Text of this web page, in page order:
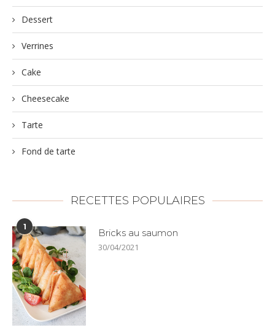
Dessert
Verrines
Cake
Cheesecake
Tarte
Fond de tarte
RECETTES POPULAIRES
1
Bricks au saumon
30/04/2021